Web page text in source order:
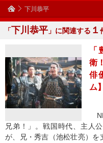
下川恭平
「下川恭平 」に関連する １
衛
俳
ム】
兄弟！」。戦国時代、主人
が、兄・秀吉（池松壮亮）を